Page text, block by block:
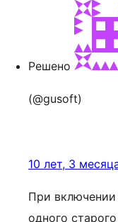
Решено
(@gusoft)
10 лет, 3
При
одного